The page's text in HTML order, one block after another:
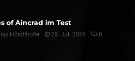
of Aincrad im Test
Hörstlhofer 28. Juli 2026 0